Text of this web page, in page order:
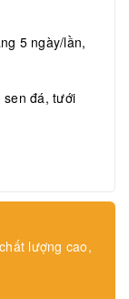
5 ngày/lần,
sen đá, tưới
lượng cao,